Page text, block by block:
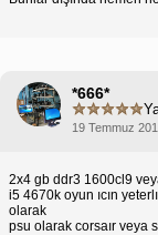
*666*
19 Temmuz
2x4 gb ddr3 1600cl9
i5 4670k oyun ıcın
olarak
psu olarak corsaır veya